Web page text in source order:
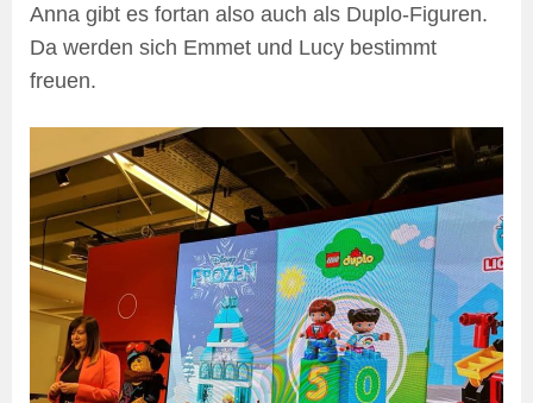
Anna gibt es fortan also auch als Duplo-Figuren.
Da werden sich Emmet und Lucy bestimmt
freuen.